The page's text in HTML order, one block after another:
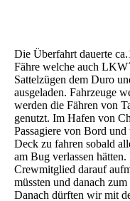
Die Überfahrt dauerte
Fähre welche auch
Sattelzügen dem Duro
ausgeladen. Fahrzeuge
werden die Fähren von
genutzt. Im Hafen von
Passagiere von Bord
Deck zu fahren sobald
am Bug verlassen
Crewmitglied darauf
müssten und danach
Danach dürften wir mit